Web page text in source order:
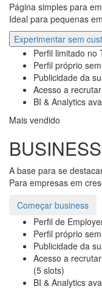
Página simples para
Ideal para pequenas
Experimentar sem
Perfil limitado no
Perfil próprio
Publicidade da
Acesso a
BI & Analytics
Mais vendido
BUSINESS
A base para se
Para empresas em
Começar business
Perfil de
Perfil próprio
Publicidade da
Acesso a
(5 slots)
BI & Analytics